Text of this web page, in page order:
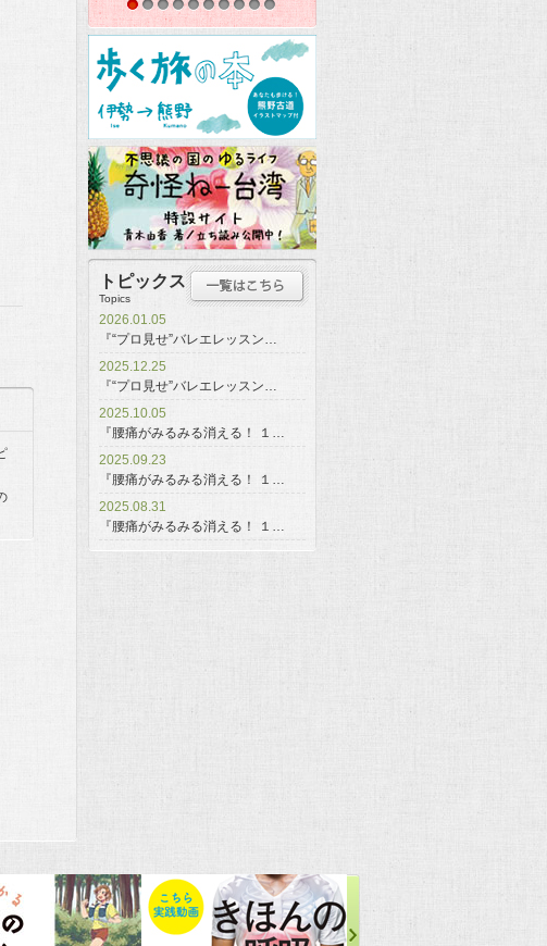
1 2 6 7 10
トピックス
Topics
2026.01.05
『“プロ見せ”バレエレッスン…
2025.12.25
『“プロ見せ”バレエレッスン…
2025.10.05
『腰痛がみるみる消える！ １…
2025.09.23
『腰痛がみるみる消える！ １…
2025.08.31
『腰痛がみるみる消える！ １…